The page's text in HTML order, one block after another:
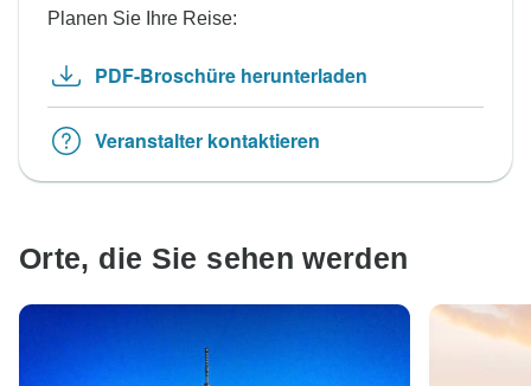
Planen Sie Ihre Reise:
PDF-Broschüre herunterladen
Veranstalter kontaktieren
Orte, die Sie sehen werden